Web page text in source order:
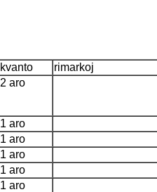
kvanto
rimarkoj
2 aro
1 aro
1 aro
1 aro
1 aro
1 aro